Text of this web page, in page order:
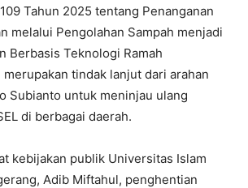
Tahun 2025 tentang Penanganan
melalui Pengolahan Sampah menjadi
Berbasis Teknologi Ramah
merupakan tindak lanjut dari arahan
Subianto untuk meninjau ulang
di berbagai daerah.
kebijakan publik Universitas Islam
Adib Miftahul, penghentian